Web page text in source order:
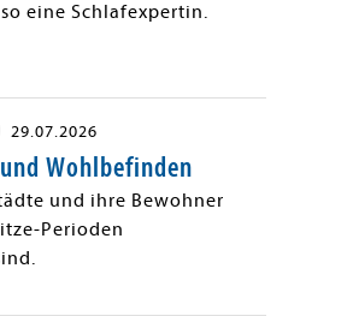
eine Schlafexpertin.
29.07.2026
Wohlbefinden
und ihre Bewohner
Perioden